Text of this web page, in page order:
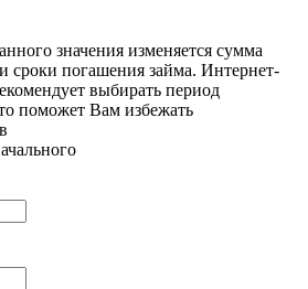
значения изменяется сумма
сроки погашения займа. Интернет-
выбирать период
поможет Вам избежать